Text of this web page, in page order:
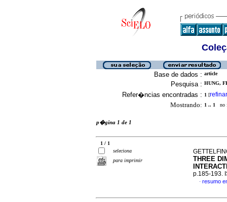
Base de dados : article
Pesquisa : HUNG,
Refer�ncias encontradas : 1 [refinar
Mostrando: 1 .. 1 no
p�gina 1 de 1
1 / 1
seleciona
para imprimir
THREE
p.185-193.
· resumo